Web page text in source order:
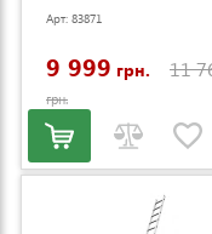
Арт: 83871
9 999 грн. 11
грн.